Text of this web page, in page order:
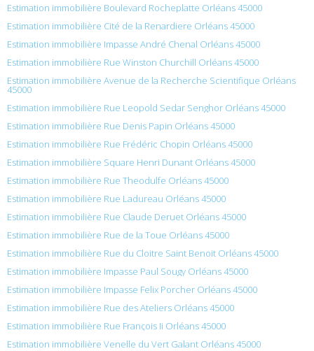
Estimation immobilière Boulevard Rocheplatte Orléans 45000
Estimation immobilière Cité de la Renardiere Orléans 45000
Estimation immobilière Impasse André Chenal Orléans 45000
Estimation immobilière Rue Winston Churchill Orléans 45000
Estimation immobilière Avenue de la Recherche Scientifique Orléans
45000
Estimation immobilière Rue Leopold Sedar Senghor Orléans 45000
Estimation immobilière Rue Denis Papin Orléans 45000
Estimation immobilière Rue Frédéric Chopin Orléans 45000
Estimation immobilière Square Henri Dunant Orléans 45000
Estimation immobilière Rue Theodulfe Orléans 45000
Estimation immobilière Rue Ladureau Orléans 45000
Estimation immobilière Rue Claude Deruet Orléans 45000
Estimation immobilière Rue de la Toue Orléans 45000
Estimation immobilière Rue du Cloitre Saint Benoit Orléans 45000
Estimation immobilière Impasse Paul Sougy Orléans 45000
Estimation immobilière Impasse Felix Porcher Orléans 45000
Estimation immobilière Rue des Ateliers Orléans 45000
Estimation immobilière Rue François Ii Orléans 45000
Estimation immobilière Venelle du Vert Galant Orléans 45000